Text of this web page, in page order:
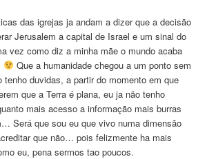
das igrejas ja andam a dizer que a decisão
Jerusalem a capital de Israel e um sinal do
vez como diz a minha mãe o mundo acaba
Que a humanidade chegou a um ponto sem
tenho duvidas, a partir do momento em que
que a Terra é plana, eu ja não tenho
mais acesso a informação mais burras
Será que sou eu que vivo numa dimensão
que não… pois felizmente ha mais
eu, pena sermos tao poucos.